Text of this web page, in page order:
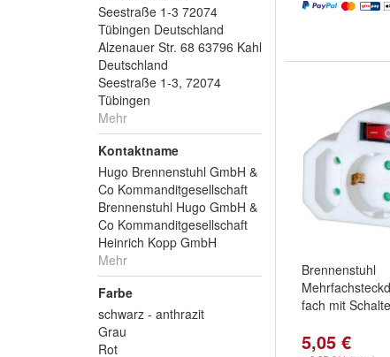
Seestraße 1-3 72074
Tübingen Deutschland
Alzenauer Str. 68 63796 Kahl
Deutschland
Seestraße 1-3, 72074
Tübingen
Mehr
Kontaktname
Hugo Brennenstuhl GmbH &
Co Kommanditgesellschaft
Brennenstuhl Hugo GmbH &
Co Kommanditgesellschaft
Heinrich Kopp GmbH
Mehr
Farbe
schwarz - anthrazit
Grau
Rot
Brennenstuhl
fach mit
5,05 €